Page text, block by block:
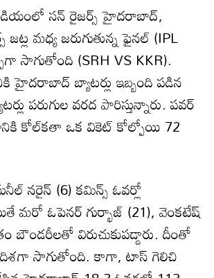
సన్ రైజర్స్ హైదరాబాద్,
మధ్య జరుగుతున్న ఫైనల్ (IPL
సాగుతోంది (SRH VS KKR).
హైదరాబాద్ బ్యాటర్లు ఇబ్బంది పడిన
పరుగుల వరద పారిస్తున్నారు. పవర్
కోల్‌కతా ఒక వికెట్ కోల్పోయి 72
నరైన్ (6) కమిన్స్ ఓవర్లో
మరో ఓపెనర్ గుర్భాజ్ (21), వెంకటేష్
బౌండరీలతో విరుచుకుపడ్డారు. దీంతో
సాగుతోంది. కాగా, టాస్ గెలిచి